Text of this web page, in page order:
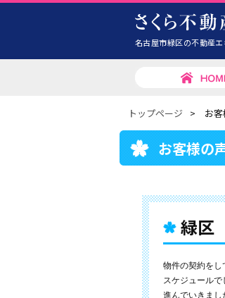
名古屋市緑区の不動産
トップページ > お
お客様の
緑
物件の契約をし
スケジュールで
進んでいきまし